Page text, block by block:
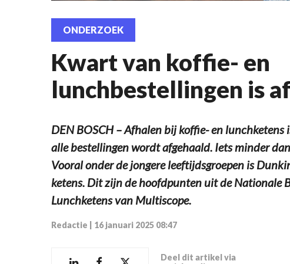
ONDERZOEK
Kwart van koffie- en
lunchbestellingen is
DEN BOSCH – Afhalen bij koffie- en
alle bestellingen wordt afgehaald. Iets minder
Vooral onder de jongere leeftijdsgroepen is
ketens. Dit zijn de hoofdpunten uit de Nationale
Lunchketens van Multiscope.
Redactie 16 januari 2025 08:47
Deel dit artikel via